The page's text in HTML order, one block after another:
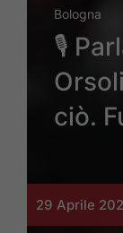
Bologna
🎙️
ciò.
29 Aprile